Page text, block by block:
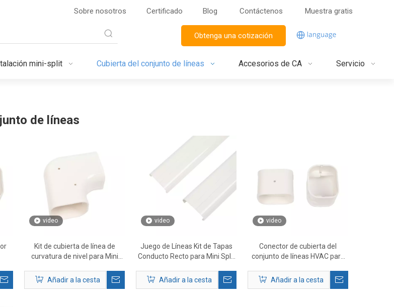
Sobre nosotros Certificado Blog Contáctenos Muestra gratis
Obtenga una cotización
mini-split Cubierta del conjunto de líneas Accesorios de CA Servicio
de líneas
video
Kit de cubierta de línea de
curvatura de nivel para Mini
Añadir a la cesta
video
Juego de Líneas Kit de Tapas
Conducto Recto para Mini Split
Añadir a la cesta
video
Conector de cubierta del
conjunto de líneas HVAC para
Añadir a la cesta